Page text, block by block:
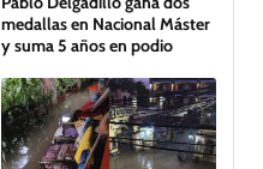
medallas en Nacional Máster
y suma 5 años en podio